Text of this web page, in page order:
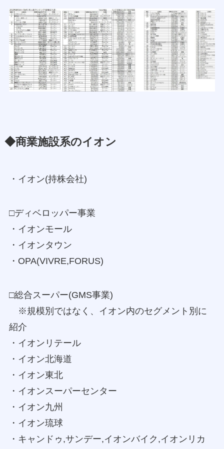
◆商業施設系のイオン
・イオン(持株会社)
□ディベロッパー事業
・イオンモール
・イオンタウン
・OPA(VIVRE,FORUS)
□総合スーパー(GMS事業)
※規模別ではなく、イオン内のセグメント別に
紹介
・イオンリテール
・イオン北海道
・イオン東北
・イオンスーパーセンター
・イオン九州
・イオン琉球
・キャンドゥ,サンデー,イオンバイク,イオンリカ